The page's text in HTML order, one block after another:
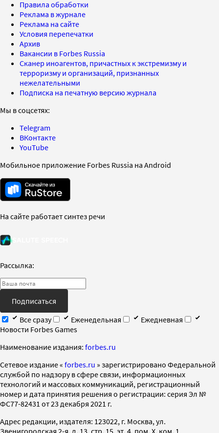
Правила обработки
Реклама в журнале
Реклама на сайте
Условия перепечатки
Архив
Вакансии в Forbes Russia
Сканер иноагентов, причастных к экстремизму и
терроризму и организаций, признанных
нежелательными
Подписка на печатную версию журнала
Мы в соцсетях:
Telegram
ВКонтакте
YouTube
Мобильное приложение Forbes Russia на Android
На сайте работает синтез речи
Рассылка:
Подписаться
Все сразу
Еженедельная
Ежедневная
Новости Forbes Games
Наименование издания: forbes.ru
Cетевое издание « forbes.ru » зарегистрировано Федеральной
службой по надзору в сфере связи, информационных
технологий и массовых коммуникаций, регистрационный
номер и дата принятия решения о регистрации: серия Эл №
ФС77-82431 от 23 декабря 2021 г.
Адрес редакции, издателя: 123022, г. Москва, ул.
Звенигородская 2-я, д. 13, стр. 15, эт. 4, пом. X, ком. 1